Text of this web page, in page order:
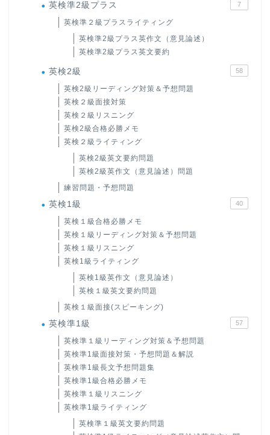
英検準2級プラス 7
英検準２級プラスライティング
英検準2級プラス英作文（意見論述）
英検準2級プラス英文要約
英検2級 58
英検2級リーディング対策＆予想問題
英検２級面接対策
英検２級リスニング
英検2級合格必勝メモ
英検２級ライティング
英検2級英文要約問題
英検2級英作文（意見論述）問題
練習問題・予想問題
英検1級 40
英検１級合格必勝メモ
英検１級リーディング対策＆予想問題
英検１級リスニング
英検1級ライティング
英検1級英作文（意見論述）
英検１級英文要約問題
英検１級面接(スピーキング)
英検準1級 57
英検準１級リーディング対策＆予想問題
英検準1級面接対策・予想問題＆解説
英検準1級長文予想問題集
英検準1級合格必勝メモ
英検準１級リスニング
英検準1級ライティング
英検準１級英文要約問題